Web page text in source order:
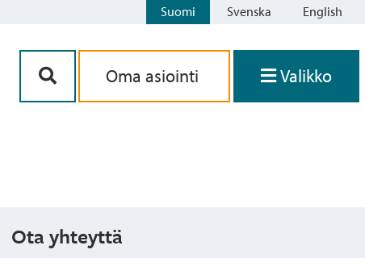
Suomi Svenska English
Oma asiointi Valikko
Ota yhteyttä